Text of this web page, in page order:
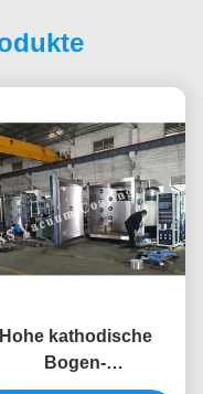
Hohe kathodische
Bogen-
des